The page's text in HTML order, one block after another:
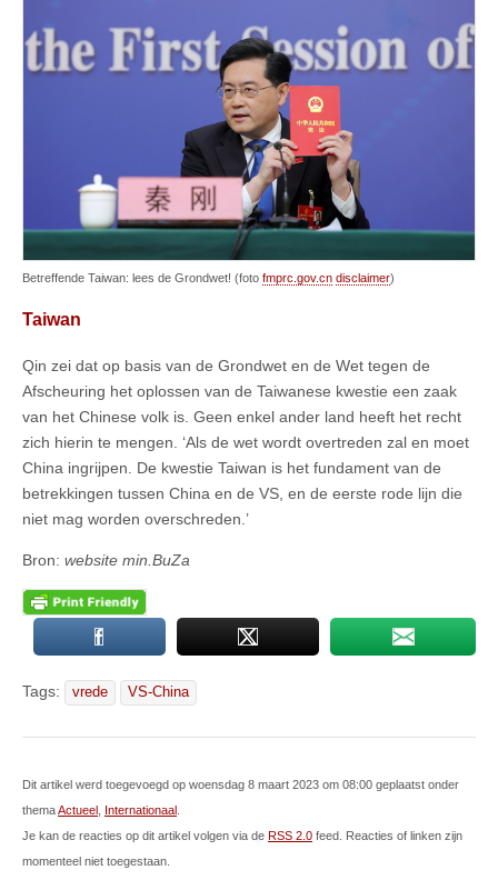
Betreffende Taiwan: lees de Grondwet! (foto fmprc.gov.cn disclaimer)
Taiwan
Qin zei dat op basis van de Grondwet en de Wet tegen de
Afscheuring het oplossen van de Taiwanese kwestie een zaak
van het Chinese volk is. Geen enkel ander land heeft het recht
zich hierin te mengen. ‘Als de wet wordt overtreden zal en moet
China ingrijpen. De kwestie Taiwan is het fundament van de
betrekkingen tussen China en de VS, en de eerste rode lijn die
niet mag worden overschreden.’
Bron: website min.BuZa
Tags: vrede VS-China
Dit artikel werd toegevoegd op woensdag 8 maart 2023 om 08:00 geplaatst onder
themaActueel Internationaal
Je kan de reacties op dit artikel volgen via de RSS 2.0 feed. Reacties of linken zijn
momenteel niet toegestaan.